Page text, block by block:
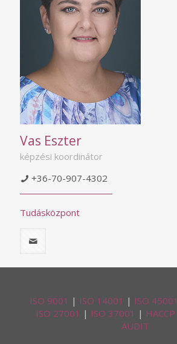
Vas Eszter
képzési koordinátor
+36-70-907-4302
Tudásközpont
ISO 9001 | ISO 14001 | ISO 45001
ISO 27001 | ISO 37001 | HACCP
AUDIT